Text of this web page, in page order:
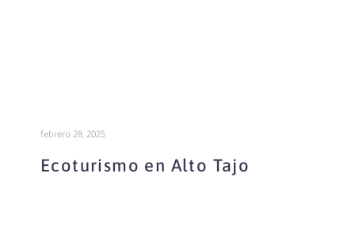
febrero 28, 2025
Ecoturismo en Alto Tajo